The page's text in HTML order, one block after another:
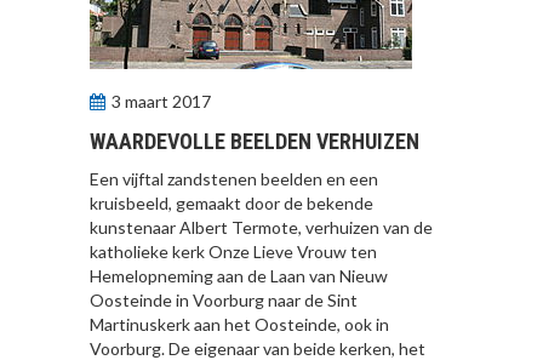
3 maart 2017
WAARDEVOLLE BEELDEN VERHUIZEN
Een vijftal zandstenen beelden en een
kruisbeeld, gemaakt door de bekende
kunstenaar Albert Termote, verhuizen van de
katholieke kerk Onze Lieve Vrouw ten
Hemelopneming aan de Laan van Nieuw
Oosteinde in Voorburg naar de Sint
Martinuskerk aan het Oosteinde, ook in
Voorburg. De eigenaar van beide kerken, het